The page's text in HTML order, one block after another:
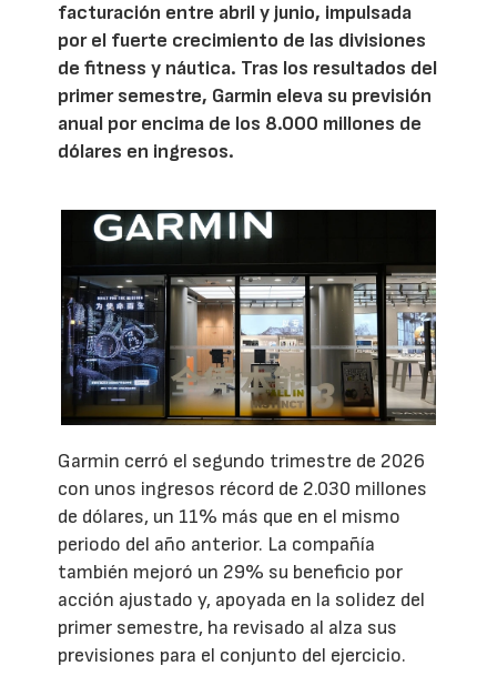
facturación entre abril y junio, impulsada
por el fuerte crecimiento de las divisiones
de fitness y náutica. Tras los resultados del
primer semestre, Garmin eleva su previsión
anual por encima de los 8.000 millones de
dólares en ingresos.
Garmin cerró el segundo trimestre de 2026
con unos ingresos récord de 2.030 millones
de dólares, un 11% más que en el mismo
periodo del año anterior. La compañía
también mejoró un 29% su beneficio por
acción ajustado y, apoyada en la solidez del
primer semestre, ha revisado al alza sus
previsiones para el conjunto del ejercicio.